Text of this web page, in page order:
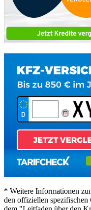
* Weitere Informationen
den offiziellen